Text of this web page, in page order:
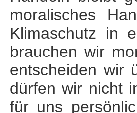
moralisches
Klimaschutz in
brauchen wir
entscheiden wir
dürfen wir nicht
für uns